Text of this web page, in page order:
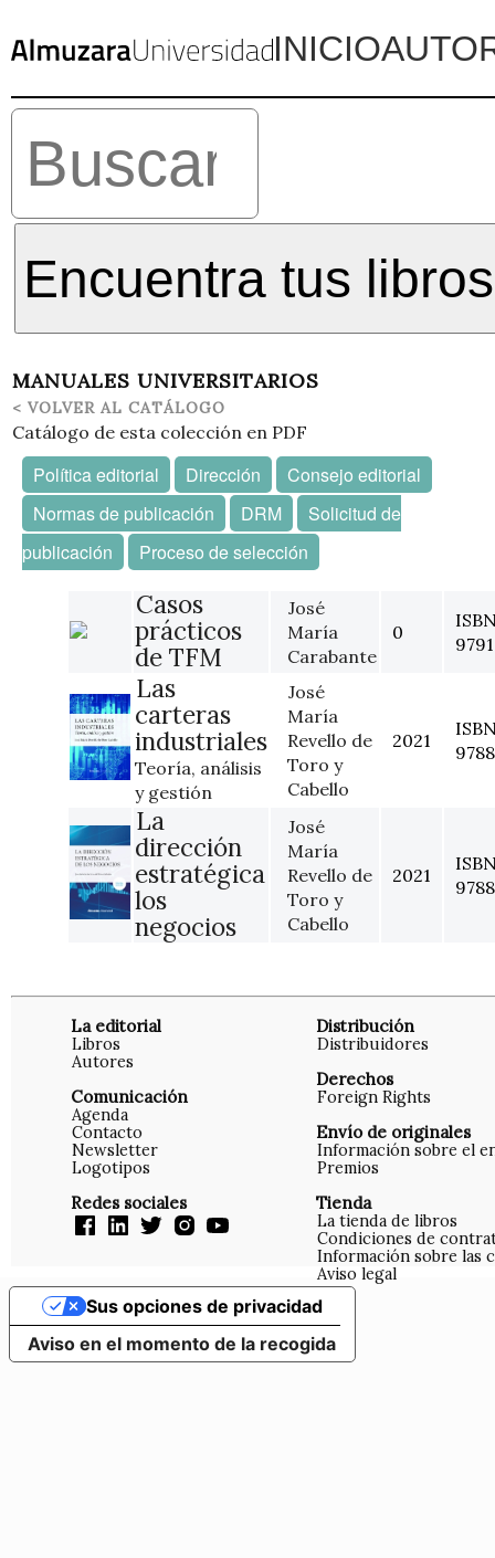
INICIO
Encuentra tus libros
MANUALES UNIVERSITARIOS
< VOLVER AL CATÁLOGO
Catálogo de esta colección en PDF
Política editorial Dirección
Consejo editorial
Normas de publicación
DRM
Solicitud de
publicación
Proceso de selección
Casos
prácticos
de TFM
José
María
Carabante
0
Las
carteras
industriales
Teoría, análisis
y gestión
José
María
Revello de
Toro y
Cabello
2021
La
dirección
estratégica
los
negocios
José
María
Revello de
Toro y
Cabello
2021
La editorial
Libros
Autores
Comunicación
Agenda
Contacto
Newsletter
Logotipos
Redes sociales
Distribución
Distribuidores
Derechos
Foreign Rights
Envío de originales
Información sobre el
Premios
Tienda
La tienda de libros
Condiciones de
Información sobre las
Aviso legal
Aviso en el momento de la recogida
Sus opciones de privacidad